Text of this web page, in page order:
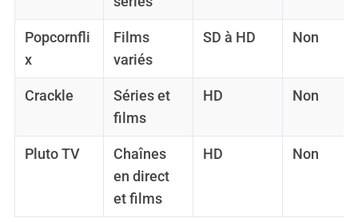
Popcornfli
x
Films
variés
SD à HD Non
Crackle
Séries et
films
HD Non
Pluto TV
Chaînes
en direct
et films
HD Non